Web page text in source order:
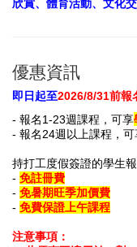
欣賞、體育活動、文化
優惠資訊
即日起至2026/8/31前報
- 報名1-23週課程 ， 可享
- 報名24週以上課程 ，
持打工度假簽證的學生
- 免註冊費
- 免暑期旺季加價費
- 免費保證上午課程
注意事項：